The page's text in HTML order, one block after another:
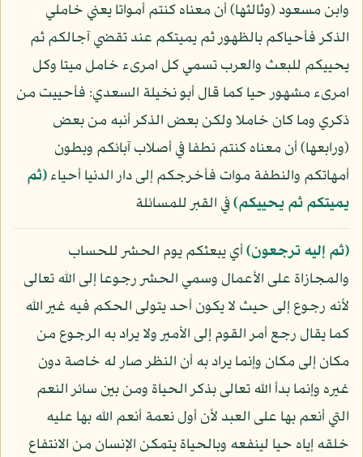
وابن مسعود (وثالثها) أن معناه كنتم أمواتا يعني خاملي
الذكر فأحياكم بالظهور ثم يميتكم عند تقضي آجالكم ثم
يحييكم للبعث والعرب تسمي كل امرىء خامل ميتا وكل
امرىء مشهور حيا كما قال أبو نخيلة السعدي: فأحييت من
ذكري وما كان خاملا ولكن بعض الذكر أنبه من بعض
(ورابعها) أن معناه كنتم نطفا في أصلاب آبائكم وبطون
أمهاتكم والنطفة موات فأخرجكم إلى دار الدنيا أحياء﴿ثم
يميتكم ثم يحييكم﴾في القبر للمسائلة
﴿ثم إليه ترجعون﴾أي يبعثكم يوم الحشر للحساب
والمجازاة على الأعمال وسمي الحشر رجوعا إلى الله تعالى
لأنه رجوع إلى حيث لا يكون أحد يتولى الحكم فيه غير الله
كما يقال رجع أمر القوم إلى الأمير ولا يراد به الرجوع من
مكان إلى مكان وإنما يراد به أن النظر صار له خاصة دون
غيره وإنما بدأ الله تعالى بذكر الحياة ومن بين سائر النعم
التي أنعم بها على العبد لأن أول نعمة أنعم الله بها عليه
خلقه إياه حيا لينفعه وبالحياة يتمكن الإنسان من الانتفاع